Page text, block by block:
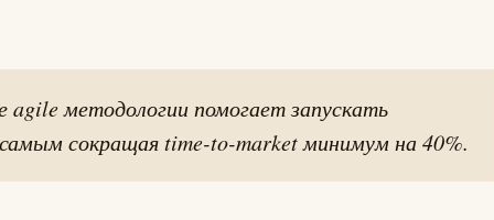
agile методологии помогает запускать
сокращая time-to-market минимум на 40%.